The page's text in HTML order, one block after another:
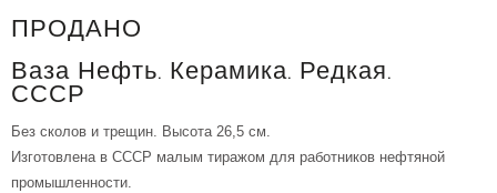
ПРОДАНО
Ваза Нефть. Керамика. Редкая.
СССР
Без сколов и трещин. Высота 26,5 см.
Изготовлена в СССР малым тиражом для работников нефтяной
промышленности.